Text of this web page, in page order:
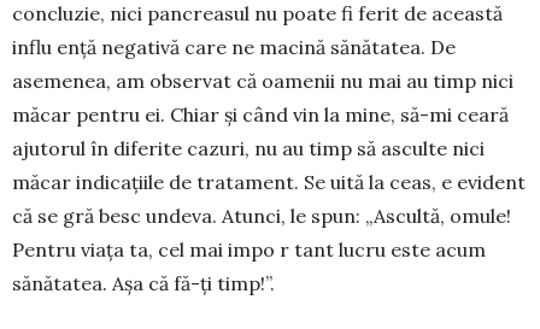
concluzie, nici pan­creasul nu poate fi ferit de această
influ­ enţă negativă care ne macină sănătatea. De
asemenea, am observat că oamenii nu mai au timp nici
măcar pentru ei. Chiar şi când vin la mine, să-mi ceară
ajutorul în diferite cazuri, nu au timp să asculte nici
măcar in­di­ca­ţiile de tratament. Se uită la ceas, e evident
că se gră­ besc undeva. Atunci, le spun: „Ascultă, omule!
Pentru viaţa ta, cel mai impo­ r­ tant lucru este acum
sănătatea. Aşa că fă-ţi timp!”.